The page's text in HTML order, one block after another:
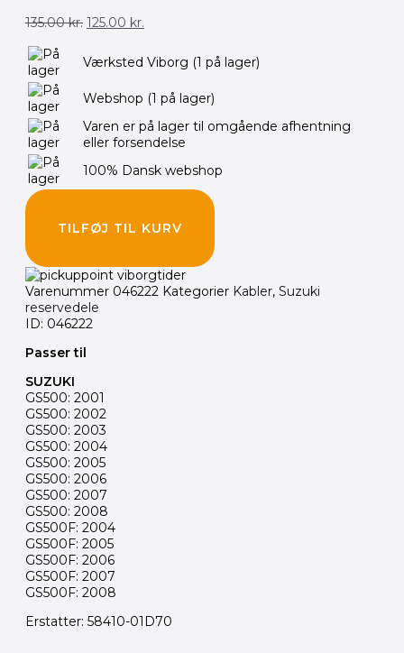
135.00kr. oprindelige
var:
125.00 kr.aktuelle
er:
125.00 kr..
Værksted Viborg (1 på lager)
Webshop (1 på lager)
Varen er på lager til omgående afhentning
eller forsendelse
100% Dansk webshop
TILFØJ TIL KURV
Varenummer 046222 Kategorier Kabler, Suzuki
reservedele
ID: 046222
Passer til
SUZUKI
GS500: 2001
GS500: 2002
GS500: 2003
GS500: 2004
GS500: 2005
GS500: 2006
GS500: 2007
GS500: 2008
GS500F: 2004
GS500F: 2005
GS500F: 2006
GS500F: 2007
GS500F: 2008
Erstatter: 58410-01D70